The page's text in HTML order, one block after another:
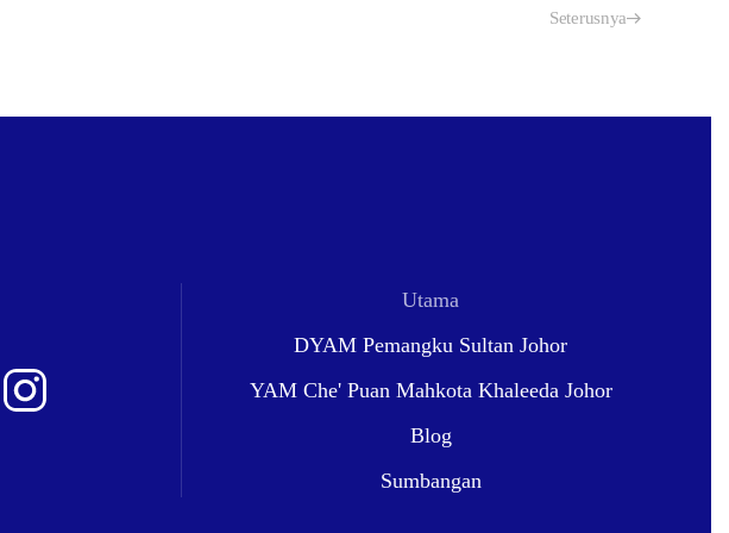
Seterusnya
Utama
DYAM Pemangku Sultan Johor
YAM Che' Puan Mahkota Khaleeda Johor
Blog
Sumbangan